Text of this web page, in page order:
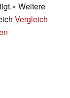
Weitere
Vergleich